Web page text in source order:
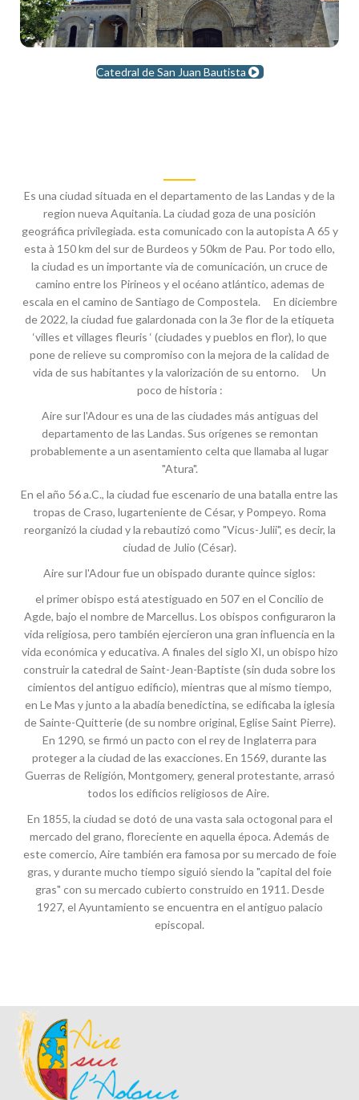
Catedral de San Juan Bautista
Es una ciudad situada en el departamento de las Landas y de la
region nueva Aquitania. La ciudad goza de una posición
geográfica privilegiada. esta comunicado con la autopista A 65 y
esta à 150 km del sur de Burdeos y 50km de Pau. Por todo ello,
la ciudad es un importante via de comunicación, un cruce de
camino entre los Pirineos y el océano atlántico, ademas de
escala en el camino de Santiago de Compostela. En diciembre
de 2022, la ciudad fue galardonada con la 3e flor de la etiqueta
‘villes et villages fleuris ‘ (ciudades y pueblos en flor), lo que
pone de relieve su compromiso con la mejora de la calidad de
vida de sus habitantes y la valorización de su entorno. Un
poco de historia :
Aire sur l'Adour es una de las ciudades más antiguas del
departamento de las Landas. Sus orígenes se remontan
probablemente a un asentamiento celta que llamaba al lugar
"Atura".
En el año 56 a.C., la ciudad fue escenario de una batalla entre las
tropas de Craso, lugarteniente de César, y Pompeyo. Roma
reorganizó la ciudad y la rebautizó como "Vicus-Julii", es decir, la
ciudad de Julio (César).
Aire sur l'Adour fue un obispado durante quince siglos:
el primer obispo está atestiguado en 507 en el Concilio de
Agde, bajo el nombre de Marcellus. Los obispos configuraron la
vida religiosa, pero también ejercieron una gran influencia en la
vida económica y educativa. A finales del siglo XI, un obispo hizo
construir la catedral de Saint-Jean-Baptiste (sin duda sobre los
cimientos del antiguo edificio), mientras que al mismo tiempo,
en Le Mas y junto a la abadía benedictina, se edificaba la iglesia
de Sainte-Quitterie (de su nombre original, Eglise Saint Pierre).
En 1290, se firmó un pacto con el rey de Inglaterra para
proteger a la ciudad de las exacciones. En 1569, durante las
Guerras de Religión, Montgomery, general protestante, arrasó
todos los edificios religiosos de Aire.
En 1855, la ciudad se dotó de una vasta sala octogonal para el
mercado del grano, floreciente en aquella época. Además de
este comercio, Aire también era famosa por su mercado de foie
gras, y durante mucho tiempo siguió siendo la "capital del foie
gras" con su mercado cubierto construido en 1911. Desde
1927, el Ayuntamiento se encuentra en el antiguo palacio
episcopal.